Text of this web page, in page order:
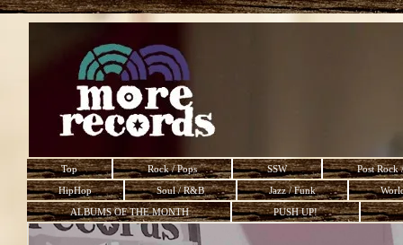
Top Rock / Pops SSW
Post Rock
HipHop
Soul / R&B Jazz / Funk
ALBUMS OF THE MONTH
PUSH UP!